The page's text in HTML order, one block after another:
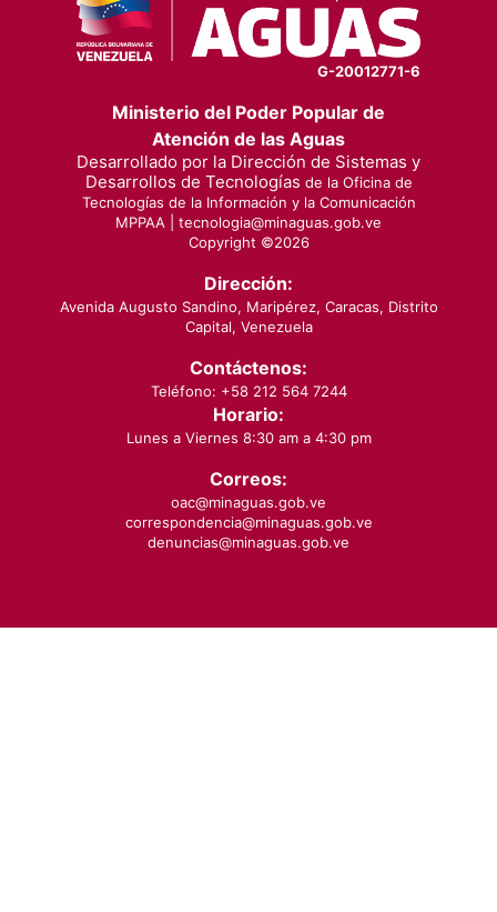
G-20012771-6
Ministerio del Poder Popular de
Atención de las Aguas
Desarrollado por la Dirección de Sistemas y
Desarrollos de Tecnologías de la Oficina de
Tecnologías de la Información y la Comunicación
MPPAA | tecnologia@minaguas.gob.ve
Copyright ©2026
Dirección:
Avenida Augusto Sandino, Maripérez, Caracas, Distrito
Capital, Venezuela
Contáctenos:
Teléfono: +58 212 564 7244
Horario:
Lunes a Viernes 8:30 am a 4:30 pm
Correos:
oac@minaguas.gob.ve
correspondencia@minaguas.gob.ve
denuncias@minaguas.gob.ve